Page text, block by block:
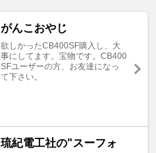
がんこおやじ
欲しかったCB400SF購入し、大
事にしてます。宝物です。CB400
SFユーザーの方、お友達になっ
て下さい。
琉紀電工社の"スーフォ